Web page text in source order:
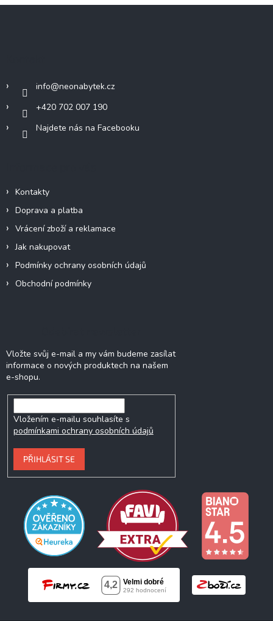
info@neonabytek.cz
+420 702 007 190
Najdete nás na Facebooku
Kontakty
Doprava a platba
Vrácení zboží a reklamace
Jak nakupovat
Podmínky ochrany osobních údajů
Obchodní podmínky
Vložte svůj e-mail a my vám budeme zasílat
informace o nových produktech na našem
e-shopu.
Vložením e-mailu souhlasíte s
podmínkami ochrany osobních údajů
PŘIHLÁSIT SE